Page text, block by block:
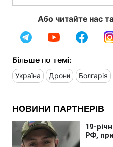
Або читайте нас
Більше по темі:
Україна Дрони Болгарія